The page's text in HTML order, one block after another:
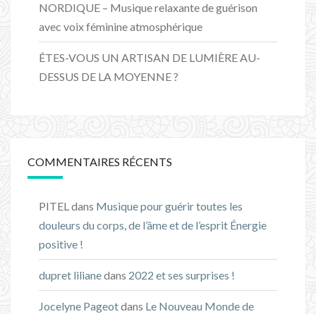
NORDIQUE – Musique relaxante de guérison
avec voix féminine atmosphérique
ÊTES-VOUS UN ARTISAN DE LUMIÈRE AU-
DESSUS DE LA MOYENNE ?
COMMENTAIRES RÉCENTS
PITELdans Musique pour guérir toutes les
douleurs du corps, de l’âme et de l’esprit Énergie
positive !
dupret lilianedans 2022 et ses surprises !
Jocelyne Pageotdans Le Nouveau Monde de